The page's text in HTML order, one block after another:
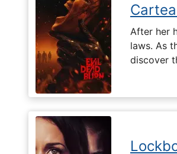
After her
laws. As
discover